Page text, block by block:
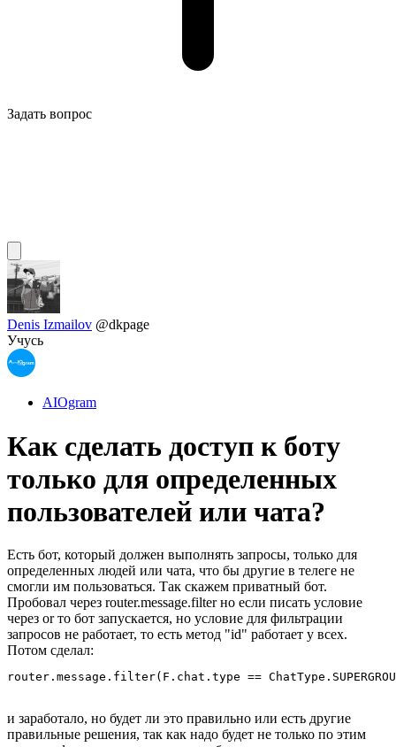
Задать вопрос
Denis Izmailov @dkpage
Учусь
AIOgram
Как сделать доступ к боту
только для определенных
пользователей или чата?
Есть бот, который должен выполнять запросы, только для
определенных людей или чата, что бы другие в телеге не
смогли им пользоваться. Так скажем приватный бот.
Пробовал через router.message.filter но если писать условие
через or то бот запускается, но условие для фильтрации
запросов не работает, то есть метод "id" работает у всех.
Потом сделал:
router.message.filter(F.chat.type ==
и заработало, но будет ли это правильно или есть другие
правильные решения, так как надо будет не только по этим